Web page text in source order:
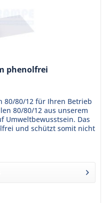
phenolfrei
80/80/12 für Ihren Betrieb
80/80/12 aus unserem
Das
und schützt somit nicht